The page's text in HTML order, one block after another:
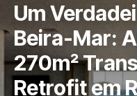
Um
Beira-Mar:
270m²
Retrofit em